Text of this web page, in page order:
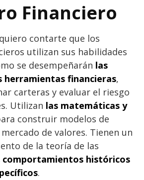
Financiero
contarte que los
utilizan sus habilidades
se desempeñarán las
herramientas financieras,
carteras y evaluar el riesgo
Utilizan las matemáticas y
construir modelos de
de valores. Tienen un
de la teoría de las
comportamientos históricos
.